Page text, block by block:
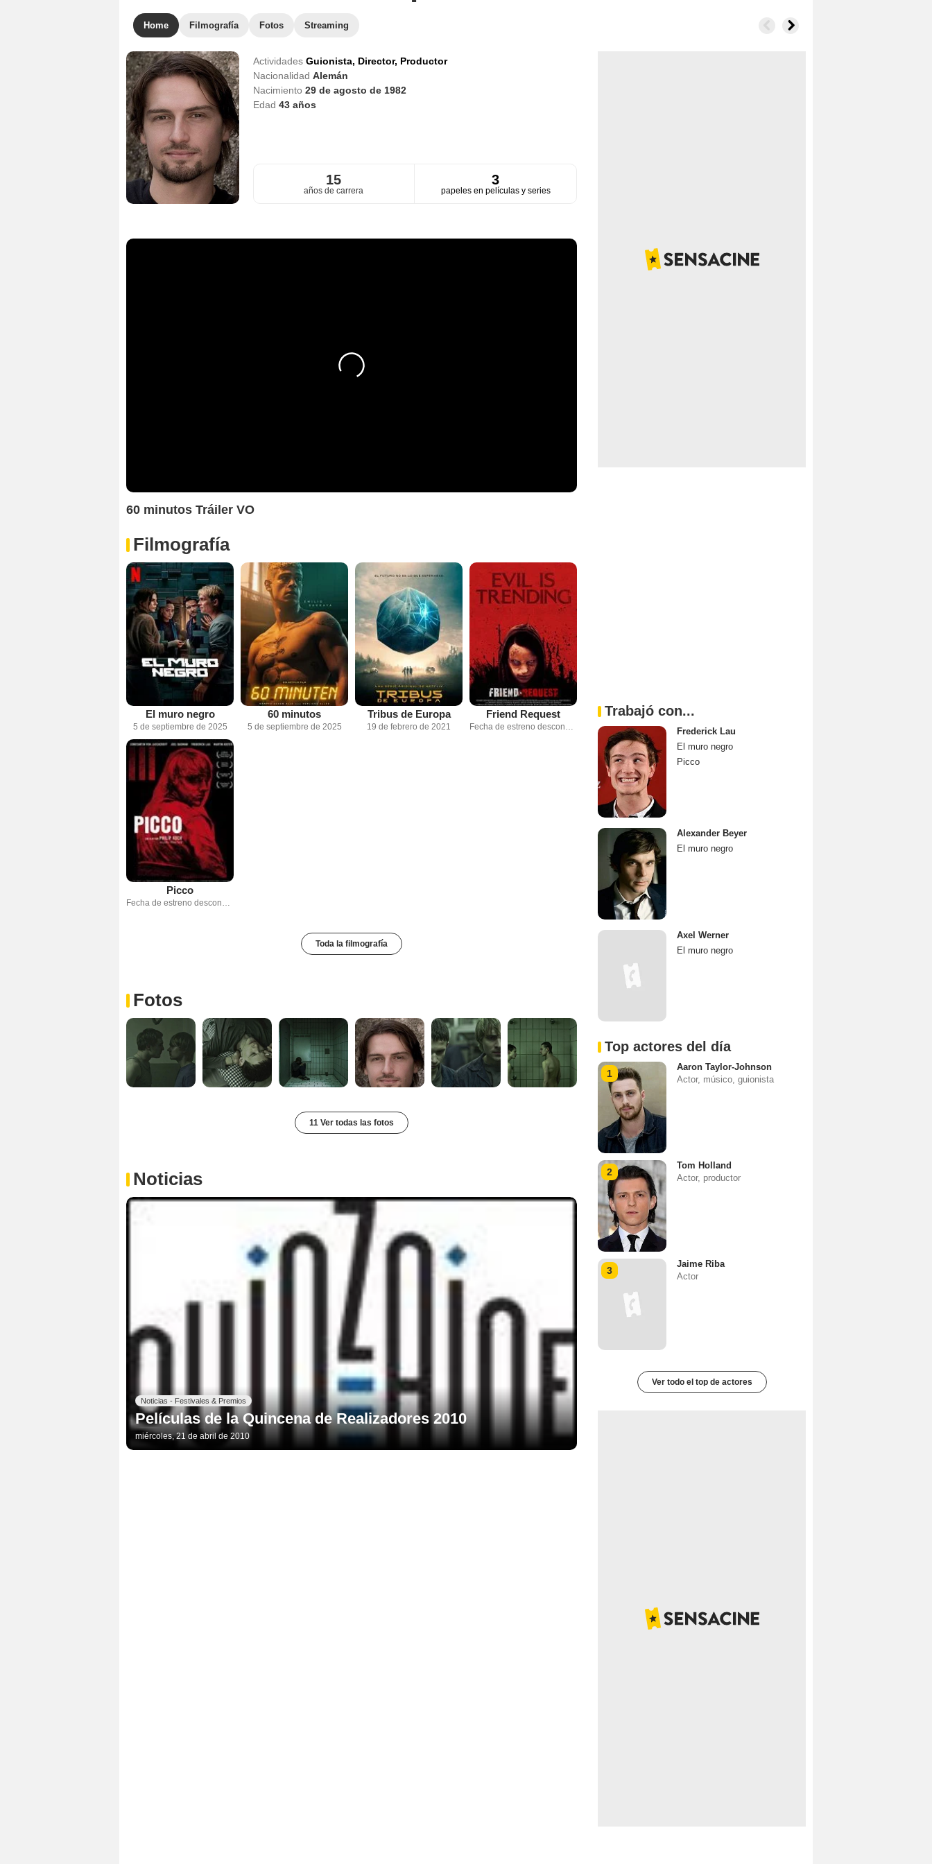
Home Filmografía Fotos Streaming
Actividades Guionista, Director, Productor
Nacionalidad Alemán
Nacimiento 29 de agosto de 1982
Edad 43años
15
años de carrera
3
papeles en películas y series
60 minutos Tráiler VO
Filmografía
El muro negro
5 de septiembre de 2025
60 minutos
5 de septiembre de 2025
Tribus de Europa
19 de febrero de 2021
Friend Request
Picco
Fecha de estreno desconocida
Toda la filmografía
Fotos
11 Ver todas las fotos
Noticias
Noticias - Festivales & Premios
Películas de la Quincena de Realizadores 2010
miércoles, 21 de abril de 2010
Trabajó con...
Frederick Lau
El muro negro
Picco
Alexander Beyer
El muro negro
Axel Werner
El muro negro
Top actores del día
1
Aaron Taylor-Johnson
Actor, músico, guionista
2
Tom Holland
Actor, productor
3
Jaime Riba
Actor
Ver todo el top de actores